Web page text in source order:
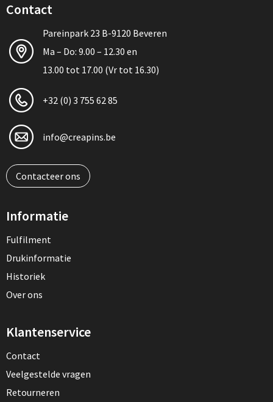
Contact
Pareinpark 23 B-9120 Beveren
Ma – Do: 9.00 – 12.30 en
13.00 tot 17.00 (Vr tot 16.30)
+32 (0) 3 755 62 85
info@creapins.be
Contacteer ons
Informatie
Fulfilment
Drukinformatie
Historiek
Over ons
Klantenservice
Contact
Veelgestelde vragen
Retourneren